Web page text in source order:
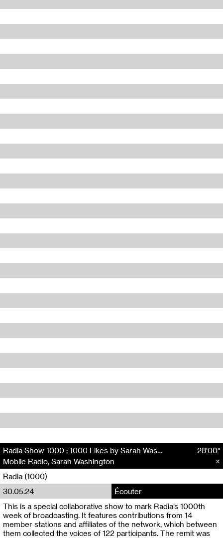
Radia Show 1000 : 1000 Likes by Sarah Washington / Mobile Radio
Mobile Radio, Sarah Washington
28'00"
Radia (1000)
30.05.24
Écouter
This is a special collaborative show to mark Radia’s 1000th
week of broadcasting. It features contributions from 14
member stations and affiliates of the network, which between
them collected the voices of 122 participants. The remit was